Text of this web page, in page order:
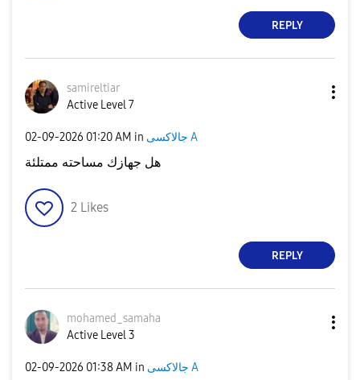
REPLY
samireltiar
Active Level 7
‎02-09-2026 01:20 AM in جالاكسى A
هل جهازك مساحته ممتلئة
2 Likes
REPLY
mohamed_samaha
Active Level 3
‎02-09-2026 01:38 AM in جالاكسى A